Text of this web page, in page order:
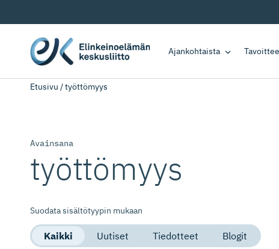
Ajankohtaista
Etusivu /työttömyys
Avainsana
työttömyys
Suodata sisältötyypin mukaan
Kaikki Uutiset Tiedotteet Blogit